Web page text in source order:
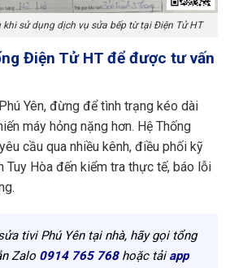
sử dụng dịch vụ sửa bếp từ tại Điện Tử HT
Điện Tử HT để được tư vấn
Yên, đừng để tình trạng kéo dài
máy hỏng nặng hơn. Hệ Thống
cầu qua nhiều kênh, điều phối kỹ
Tuy Hòa đến kiểm tra thực tế, báo lỗi
tivi Phú Yên tại nhà, hãy gọi tổng
Zalo 0914 765 768hoặc tải app